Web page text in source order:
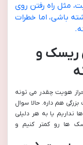
مثل راه رفتن روی
باشی، اما خطرات
ریسک و
هویت چقدر می تونه
هم داره. حالا سوال
نداریم یا به هر دلیلی
ها رو کمتر کنیم و